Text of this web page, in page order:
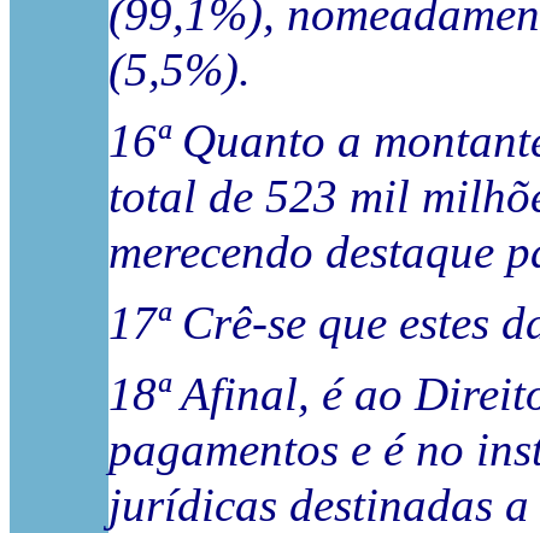
(99,1%),
(5,5%).
16ª Quanto a
total de 523 mil
merecendo destaque
17ª Crê-se que estes
18ª Afinal, é ao
pagamentos e é no
jurídicas destinadas a